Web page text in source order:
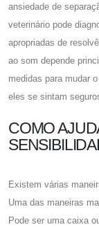
ansiedade de
veterinário pode
apropriadas de
ao som depende
medidas para mudar
eles se sintam
COMO
Existem várias
Uma das maneiras
Pode ser uma caixa